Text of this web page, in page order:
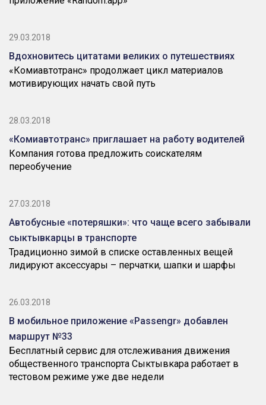
29.03.2018
Вдохновитесь цитатами великих о путешествиях
«Комиавтотранс» продолжает цикл материалов
мотивирующих начать свой путь
28.03.2018
«Комиавтотранс» приглашает на работу водителей
Компания готова предложить соискателям
переобучение
27.03.2018
Автобусные «потеряшки»: что чаще всего забывали
сыктывкарцы в транспорте
Традиционно зимой в списке оставленных вещей
лидируют аксессуары – перчатки, шапки и шарфы
26.03.2018
В мобильное приложение «Passengr» добавлен
маршрут №33
Бесплатный сервис для отслеживания движения
общественного транспорта Сыктывкара работает в
тестовом режиме уже две недели